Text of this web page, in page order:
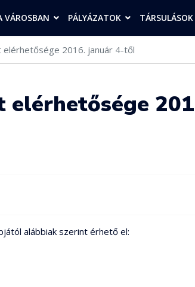
VÁROSBAN PÁLYÁZATOK TÁRSULÁSOK
2016. január 4-től
alábbiak szerint érhető el: